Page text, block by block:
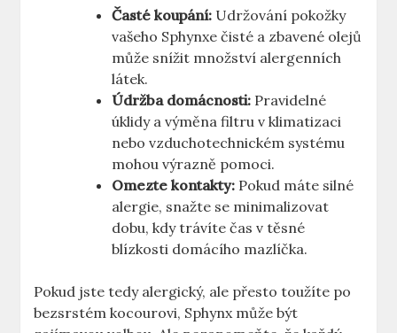
Časté koupání: Udržování pokožky
vašeho Sphynxe čisté a zbavené olejů
může snížit množství alergenních
látek.
Údržba domácnosti: Pravidelné
úklidy a výměna filtru v klimatizaci
nebo vzduchotechnickém systému
mohou výrazně pomoci.
Omezte kontakty: Pokud máte silné
alergie, snažte se minimalizovat
dobu, kdy trávíte čas v těsné
blízkosti domácího mazlíčka.
Pokud jste tedy alergický, ale přesto toužíte po
bezsrstém kocourovi, Sphynx může být